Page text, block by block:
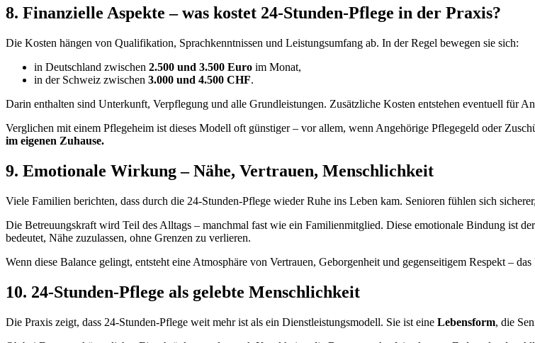
8. Finanzielle Aspekte – was kostet 24-Stunden-Pflege in der Praxis?
Die Kosten hängen von Qualifikation, Sprachkenntnissen und Leistungsumfang ab. In der Regel bewegen sie sich:
in Deutschland zwischen 2.500 und 3.500 Euro im Monat,
in der Schweiz zwischen 3.000 und 4.500 CHF.
Darin enthalten sind Unterkunft, Verpflegung und alle Grundleistungen. Zusätzliche Kosten entstehen eventuell für
Verglichen mit einem Pflegeheim ist dieses Modell oft günstiger – vor allem, wenn Angehörige Pflegegeld oder
im eigenen Zuhause.
9. Emotionale Wirkung – Nähe, Vertrauen, Menschlichkeit
Viele Familien berichten, dass durch die 24-Stunden-Pflege wieder Ruhe ins Leben kam. Senioren fühlen sich
Die Betreuungskraft wird Teil des Alltags – manchmal fast wie ein Familienmitglied. Diese emotionale Bindung ist
bedeutet, Nähe zuzulassen, ohne Grenzen zu verlieren.
Wenn diese Balance gelingt, entsteht eine Atmosphäre von Vertrauen, Geborgenheit und gegenseitigem Respekt –
10. 24-Stunden-Pflege als gelebte Menschlichkeit
Die Praxis zeigt, dass 24-Stunden-Pflege weit mehr ist als ein Dienstleistungsmodell. Sie ist eine Lebensform, die